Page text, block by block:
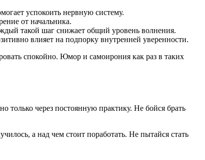
успокоить нервную систему.
от начальника.
такой шаг снижает общий уровень волнения.
влияет на подпорку внутренней уверенности.
спокойно. Юмор и самоирония как раз в таких
только через постоянную практику. Не бойся брать
а над чем стоит поработать. Не пытайся стать